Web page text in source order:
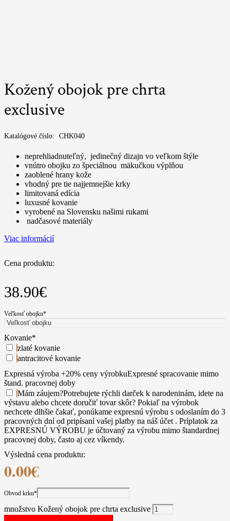
Kožený obojok pre chrta
exclusive
Katalógové číslo: CHK040
neprehliadnuteľný, jedinečný dizajn vo veľkom štýle
vnútro obojku zo špeciálnou mäkučkou výplňou
zaoblené hrany kože
vhodný pre tie najjemnejšie krky
limitovaná edícia
luxusné kovanie
vyrobené na Slovensku našimi rukami
nadčasové materiály
Viac informácií
Cena produktu:
38.90€
Veľkosť obojku*
Kovanie*
zlaté kovanie
antracitové kovanie
Expresná výroba +20% ceny výrobkuExpresné spracovanie mimo
štand. pracovnej doby
Mám záujem?Potrebujete rýchli darček k narodeninám, idete na
výstavu alebo chcete doručiť tovar skôr? Pokiaľ na výrobok
nechcete dlhšie čakať, ponúkame expresnú výrobu s odoslaním do 3
pracovných dní od pripísaní vašej platby na náš účet . Príplatok za
EXPRESNÚ VÝROBU je účtovaný za výrobu mimo štandardnej
pracovnej doby, často aj cez víkendy.
Výsledná cena produktu:
0.00€
Obvod krku*
množstvo Kožený obojok pre chrta exclusive